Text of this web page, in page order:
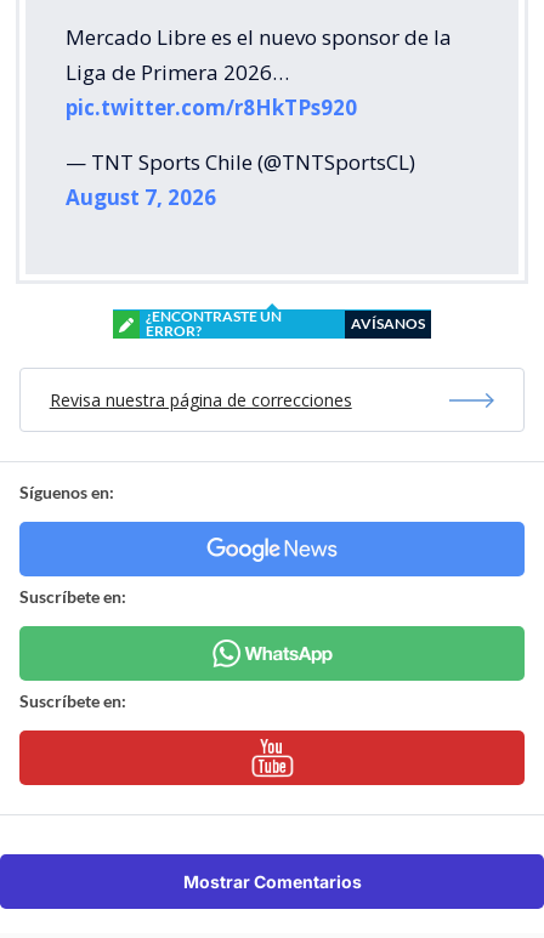
Mercado Libre es el nuevo sponsor de la
Liga de Primera 2026…
pic.twitter.com/r8HkTPs920
— TNT Sports Chile (@TNTSportsCL)
August 7, 2026
¿ENCONTRASTE UN
ERROR?
AVÍSANOS
Revisa nuestra página de correcciones
Síguenos en:
Suscríbete en:
Suscríbete en:
Mostrar Comentarios